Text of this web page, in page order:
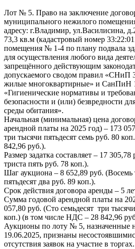
Лот № 5. Право на заключение
муниципального нежилого
адресу: г.Владимир, ул.Василисина,
73,3 кв.м (кадастровый номер
помещения № 1-4 по плану подвала
для осуществления любого вида
запрещённого действующим
допускаемого сводом правил «СНиП
жилые многоквартирные» и СанПиН
«Гигиенические нормативы и
безопасности и (или) безвредности
среды обитания».
Начальная (минимальная) цена
арендной платы на 2025 год) – 173
три тысячи пятьдесят семь руб. 80
842,96 руб.).
Размер задатка составляет – 17
триста пять руб. 78 коп.).
Шаг аукциона – 8 652,89 руб. (Восемь
пятьдесят два руб. 89 коп.).
Срок действия договора аренды – 5
Сумма годовой арендной платы на
057,80 руб. (Сто семьдесят три
коп.) (в том числе НДС – 28 842,96
Аукционы по лоту № 5, назначенные
19.06.2025, признаны
отсутствия заявок на участие в торгах.